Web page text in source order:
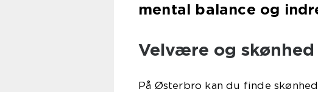
mental balance og
Velvære og
På Østerbro kan du finde